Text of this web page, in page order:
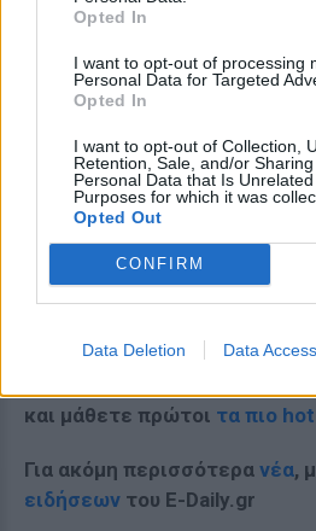
Opted In
I want to opt-out of processing
Personal Data for Targeted
Opted In
I want to opt-out of Collection,
Retention, Sale, and/or
Personal Data that Is
Purposes for which it was
Opted Out
CONFIRM
Data Deletion Data Access
και μάθετε πρώτοι τα πιο
Για ακόμη περισσότερα νέα,
ειδήσεων του E-Daily.gr